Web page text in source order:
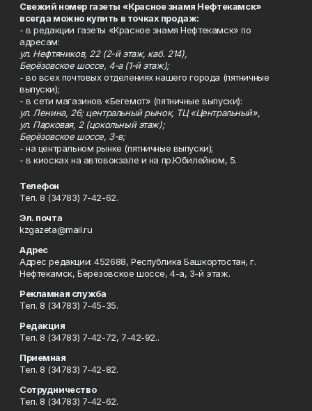
Свежий номер газеты «Красное знамя Нефтекамск»
всегда можно купить в точках продаж:
- в редакции газеты «Красное знамя Нефтекамск» по
адресам:
ул. Нефтяников, 22 (2-й этаж, каб. 214),
Берёзовское шоссе, 4-а (1-й этаж);
- во всех почтовых отделениях нашего города (пятничные
выпуски);
- в сети магазинов «Бегемот» (пятничные выпуски):
ул. Ленина, 26; центральный рынок, ТЦ «Центральный»,
ул. Парковая, 2 (цокольный этаж);
Берёзовское шоссе, 3-в;
- на центральном рынке (пятничные выпуски);
- в киосках на автовокзале и на пр.Юбилейном, 5.
Телефон
Тел. 8 (34783) 7-42-62.
Эл. почта
kzgazeta@mail.ru
Адрес
Адрес редакции: 452688, Республика Башкортостан, г.
Нефтекамск, Берёзовское шоссе, 4-а, 3-й этаж.
Рекламная служба
Тел. 8 (34783) 7-45-35.
Редакция
Тел. 8 (34783) 7-42-72, 7-42-92..
Приемная
Тел. 8 (34783) 7-42-82.
Сотрудничество
Тел. 8 (34783) 7-42-62.